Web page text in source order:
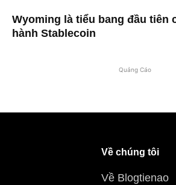
Wyoming là tiểu bang đầu tiên
hành Stablecoin
Quảng Cáo
Về chúng tôi
Về Blogtienao